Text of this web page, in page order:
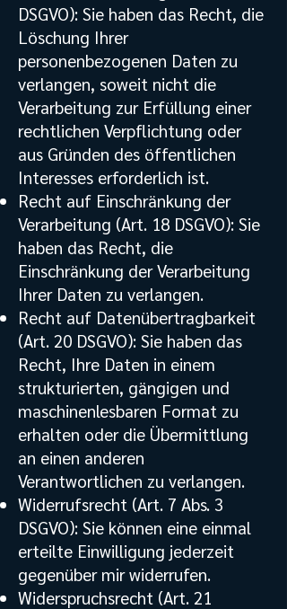
DSGVO): Sie haben das Recht, die
Löschung Ihrer
personenbezogenen Daten zu
verlangen, soweit nicht die
Verarbeitung zur Erfüllung einer
rechtlichen Verpflichtung oder
aus Gründen des öffentlichen
Interesses erforderlich ist.
Recht auf Einschränkung der
Verarbeitung (Art. 18 DSGVO): Sie
haben das Recht, die
Einschränkung der Verarbeitung
Ihrer Daten zu verlangen.
Recht auf Datenübertragbarkeit
(Art. 20 DSGVO): Sie haben das
Recht, Ihre Daten in einem
strukturierten, gängigen und
maschinenlesbaren Format zu
erhalten oder die Übermittlung
an einen anderen
Verantwortlichen zu verlangen.
Widerrufsrecht (Art. 7 Abs. 3
DSGVO): Sie können eine einmal
erteilte Einwilligung jederzeit
gegenüber mir widerrufen.
Widerspruchsrecht (Art. 21